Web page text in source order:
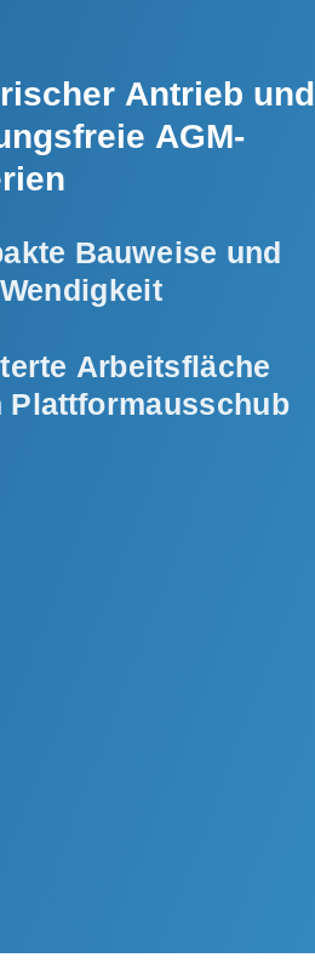
Antrieb und
AGM-
Bauweise und
Arbeitsfläche
Plattformausschub